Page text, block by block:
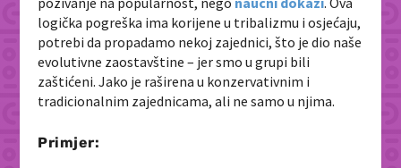
logička pogreška ima korijene u tribalizmu i osjećaju,
potrebi da propadamo nekoj zajednici, što je dio naše
evolutivne zaostavštine – jer smo u grupi bili
zaštićeni. Jako je raširena u konzervativnim i
tradicionalnim zajednicama, ali ne samo u njima.
Primjer: